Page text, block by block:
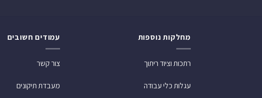
מחלקות נוספות
רתכות וציוד ריתוך
עגלות כלי עבודה
עמודים חשובים
צור קשר
מעבדת תיקונים